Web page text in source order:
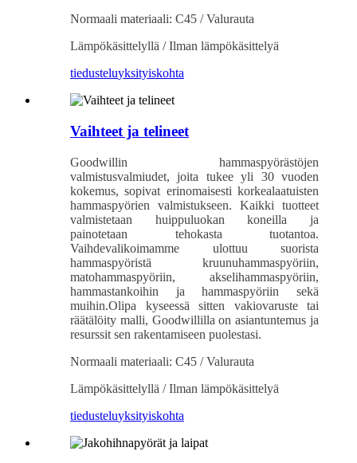
Normaali materiaali: C45 / Valurauta
Lämpökäsittelyllä / Ilman lämpökäsittelyä
tiedusteluyksityiskohta
Vaihteet ja telineet
Goodwillin hammaspyörästöjen
valmistusvalmiudet, joita tukee yli 30 vuoden
kokemus, sopivat erinomaisesti korkealaatuisten
hammaspyörien valmistukseen. Kaikki tuotteet
valmistetaan huippuluokan koneilla ja
painotetaan tehokasta tuotantoa.
Vaihdevalikoimamme ulottuu suorista
hammaspyöristä kruunuhammaspyöriin,
matohammaspyöriin, akselihammaspyöriin,
hammastankoihin ja hammaspyöriin sekä
muihin.Olipa kyseessä sitten vakiovaruste tai
räätälöity malli, Goodwillilla on asiantuntemus ja
resurssit sen rakentamiseen puolestasi.
Normaali materiaali: C45 / Valurauta
Lämpökäsittelyllä / Ilman lämpökäsittelyä
tiedusteluyksityiskohta